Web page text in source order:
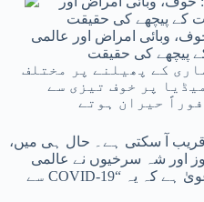
وبائی امراض اور عالمی
کی حقیقت
کے پھیلنے پر مختلف
پر خوف تیزی سے
حیران ہوتے
قریب آ سکتی ہے۔ حال ہی میں،
اور شہ سرخیوں نے عالمی
اضطراب پیدا کیا، کچھ لوگوں کا دعویٰ ہے کہ یہ “COVID-19 سے